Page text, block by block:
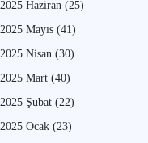
2025 Haziran (25)
2025 Mayıs (41)
2025 Nisan (30)
2025 Mart (40)
2025 Şubat (22)
2025 Ocak (23)